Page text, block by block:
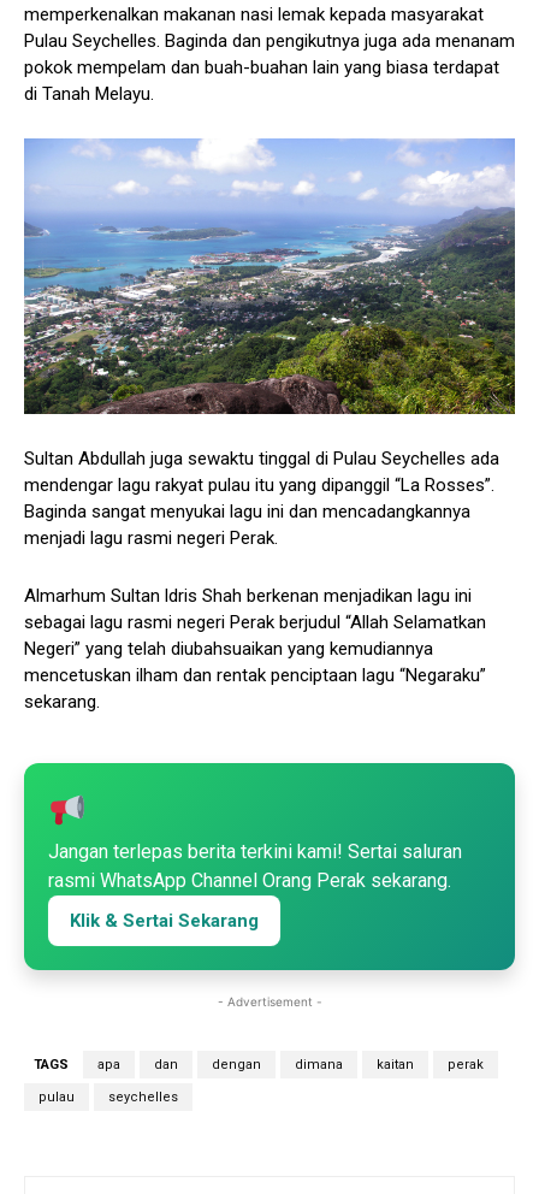
memperkenalkan makanan nasi lemak kepada masyarakat
Pulau Seychelles. Baginda dan pengikutnya juga ada menanam
pokok mempelam dan buah-buahan lain yang biasa terdapat
di Tanah Melayu.
Sultan Abdullah juga sewaktu tinggal di Pulau Seychelles ada
mendengar lagu rakyat pulau itu yang dipanggil “La Rosses”.
Baginda sangat menyukai lagu ini dan mencadangkannya
menjadi lagu rasmi negeri Perak.
Almarhum Sultan ldris Shah berkenan menjadikan lagu ini
sebagai lagu rasmi negeri Perak berjudul “Allah Selamatkan
Negeri” yang telah diubahsuaikan yang kemudiannya
mencetuskan ilham dan rentak penciptaan lagu “Negaraku”
sekarang.
Jangan terlepas berita terkini kami! Sertai saluran
rasmi WhatsApp Channel Orang Perak sekarang.
Klik & Sertai Sekarang
- Advertisement -
TAGS apa dan dengan dimana kaitan perak
pulau seychelles